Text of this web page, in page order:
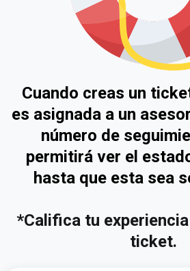
Cuando creas un
es asignada a un
número de
permitirá ver el
hasta que esta sea
*Califica tu
ticket.